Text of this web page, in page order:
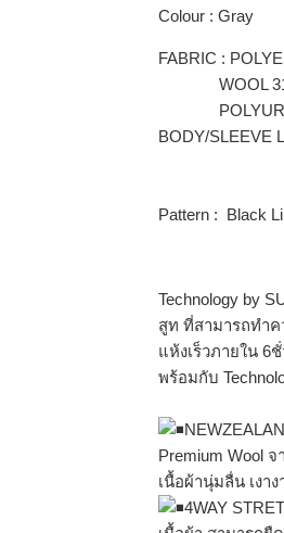
Colour : Gray
FABRIC :
WOOL
BODY/SLEEVE
Pattern : Black
Technology by
สูท ที่สามารถทำค
แห้งเร็วภายใน 6
พร้อมกับ
Premium Wool
เนื้อผ้านุ่มลื่น เงาง
4WAY